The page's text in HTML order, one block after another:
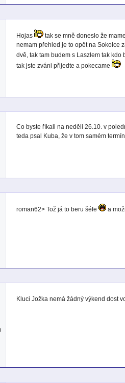
Hojas
tak se mně doneslo že
nemam přehled je to opět na Sokolce
dvě, tak tam budem s Laszlem tak
tak jste zváni přijedte a pokecame
Co byste říkali na neděli 26.10. v
teda psal Kuba, že v tom samém
roman62> Tož já to beru šéfe a
Kluci Jožka nemá žádný výkend dost